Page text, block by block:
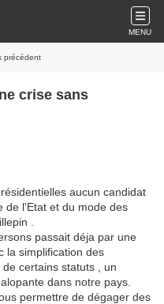
MENU
précédent
crise sans
aucun candidat
de l'Etat et du mode des
.
passait déja par une
la simplification des
certains statuts , un
dans notre pays.
permettre de dégager des